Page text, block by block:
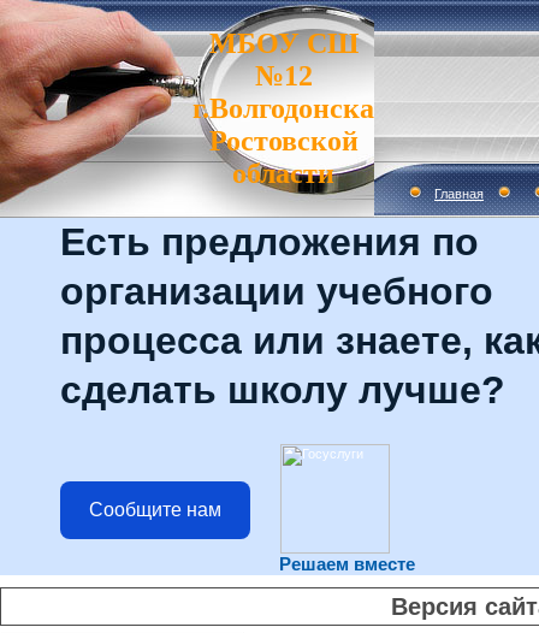
МБОУ СШ
№12
г.Волгодонска
Ростовской
области
Главная
Есть предложения по
организации учебного
процесса или знаете,
сделать школу лучше?
Сообщите нам
Решаем вместе
Версия